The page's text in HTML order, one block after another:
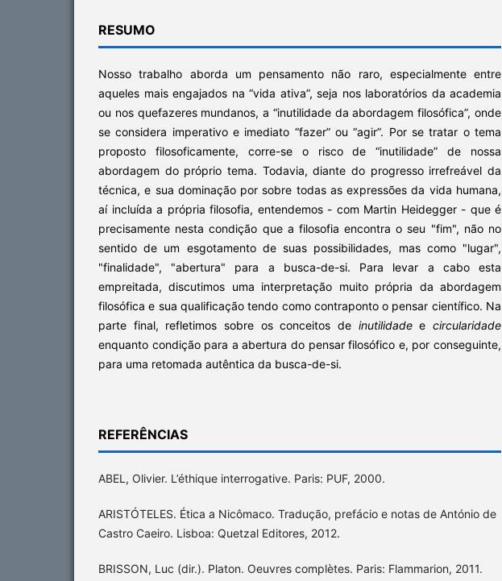
RESUMO
Nosso trabalho aborda um pensamento não raro, especialmente entre
aqueles mais engajados na “vida ativa”, seja nos laboratórios da academia
ou nos quefazeres mundanos, a “inutilidade da abordagem filosófica”, onde
se considera imperativo e imediato “fazer” ou “agir”. Por se tratar o tema
proposto filosoficamente, corre-se o risco de “inutilidade” de nossa
abordagem do próprio tema. Todavia, diante do progresso irrefreável da
técnica, e sua dominação por sobre todas as expressões da vida humana,
aí incluída a própria filosofia, entendemos - com Martin Heidegger - que é
precisamente nesta condição que a filosofia encontra o seu "fim", não no
sentido de um esgotamento de suas possibilidades, mas como "lugar",
"finalidade", "abertura" para a busca-de-si. Para levar a cabo esta
empreitada, discutimos uma interpretação muito própria da abordagem
filosófica e sua qualificação tendo como contraponto o pensar científico. Na
parte final, refletimos sobre os conceitos de inutilidadeecircularidade
enquanto condição para a abertura do pensar filosófico e, por conseguinte,
para uma retomada autêntica da busca-de-si.
REFERÊNCIAS
ABEL, Olivier. L’éthique interrogative. Paris: PUF, 2000.
ARISTÓTELES. Ética a Nicômaco. Tradução, prefácio e notas de António de
Castro Caeiro. Lisboa: Quetzal Editores, 2012.
BRISSON, Luc (dir.). Platon. Oeuvres complètes. Paris: Flammarion, 2011.